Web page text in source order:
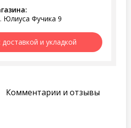
Юлиуса Фучика 9
доставкой и укладкой
Комментарии и отзывы